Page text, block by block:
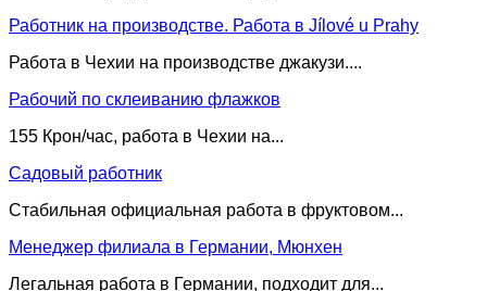
Работник на производстве. Работа в Jílové u Prahy
Работа в Чехии на производстве джакузи....
Рабочий по склеиванию флажков
155 Крон/час, работа в Чехии на...
Садовый работник
Стабильная официальная работа в фруктовом...
Менеджер филиала в Германии, Мюнхен
Легальная работа в Германии, подходит для...